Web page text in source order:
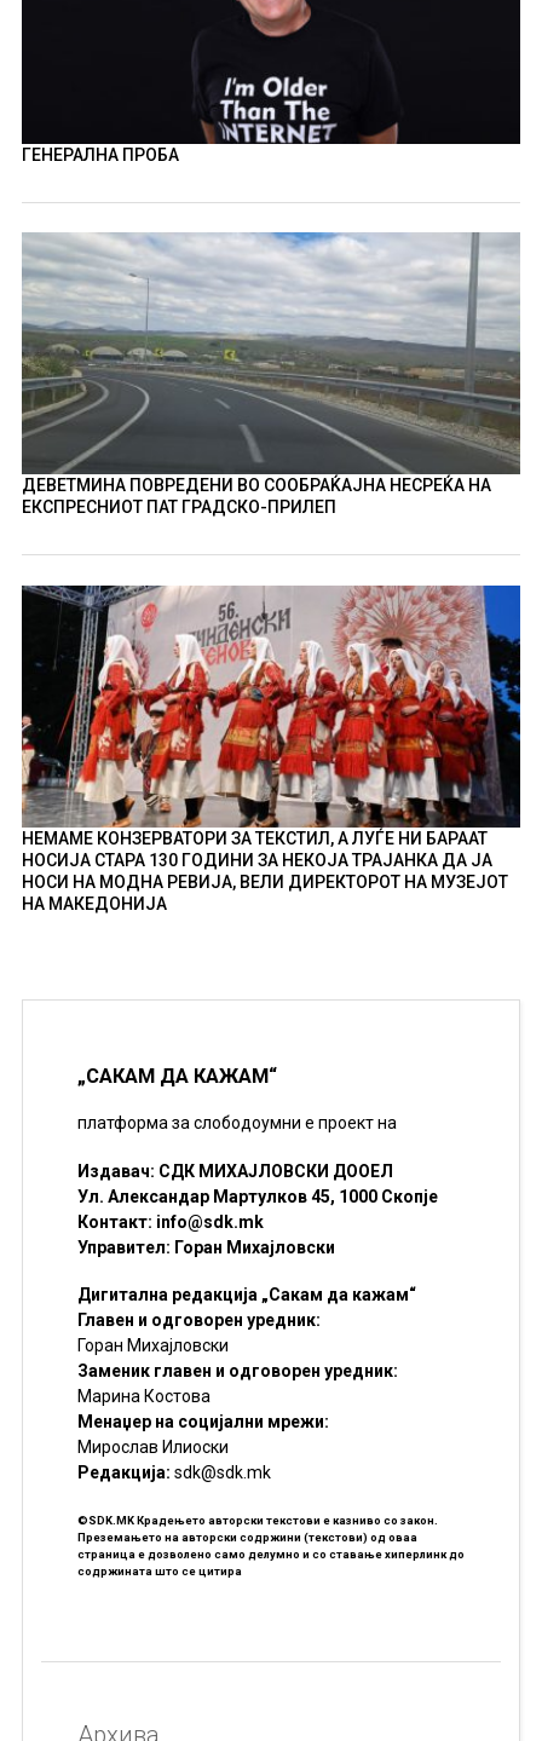
ГЕНЕРАЛНА ПРОБА
ДЕВЕТМИНА ПОВРЕДЕНИ ВО СООБРАЌАЈНА НЕСРЕЌА НА
ЕКСПРЕСНИОТ ПАТ ГРАДСКО-ПРИЛЕП
НЕМАМЕ КОНЗЕРВАТОРИ ЗА ТЕКСТИЛ, А ЛУЃЕ НИ БАРААТ
НОСИЈА СТАРА 130 ГОДИНИ ЗА НЕКОЈА ТРАЈАНКА ДА ЈА
НОСИ НА МОДНА РЕВИЈА, ВЕЛИ ДИРЕКТОРОТ НА МУЗЕЈОТ
НА МАКЕДОНИЈА
„САКАМ ДА КАЖАМ“
платформа за слободоумни е проект на
Издавач: СДК МИХАЈЛОВСКИ ДООЕЛ
Ул. Александар Мартулков 45, 1000 Скопје
Контакт: info@sdk.mk
Управител: Горан Михајловски
Дигитална редакција „Сакам да кажам“
Главен и одговорен уредник:
Горан Михајловски
Заменик главен и одговорен уредник:
Марина Костова
Менаџер на социјални мрежи:
Мирослав Илиоски
Редакцијa: sdk@sdk.mk
©SDK.MK Крадењето авторски текстови е казниво со закон.
Преземањето на авторски содржини (текстови) од оваа
страница е дозволено само делумно и со ставање хиперлинк до
содржината што се цитира
Архива